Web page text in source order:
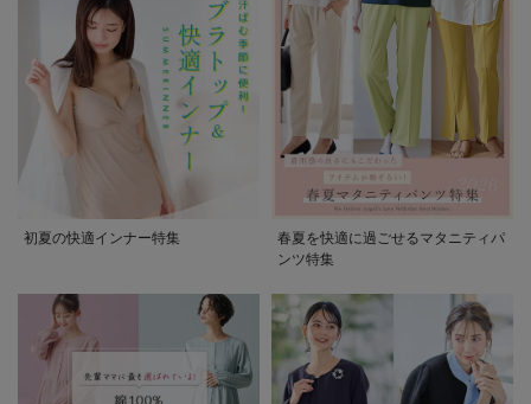
初夏の快適インナー特集
春夏を快適に過ごせるマタニティパ
ンツ特集